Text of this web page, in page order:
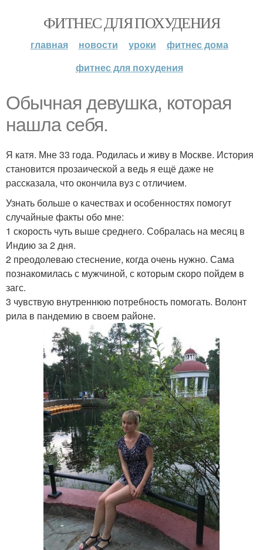
ФИТНЕС ДЛЯ ПОХУДЕНИЯ
главная новости уроки
фитнес дома
фитнес для похудения
Обычная девушка, которая
нашла себя.
Я катя. Мне 33 года. Родилась и живу в Москве. История
становится прозаической а ведь я ещё даже не
рассказала, что окончила вуз с отличием.
Узнать больше о качествах и особенностях помогут
случайные факты обо мне:
1 скорость чуть выше среднего. Собралась на месяц в
Индию за 2 дня.
2 преодолеваю стеснение, когда очень нужно. Сама
познакомилась с мужчиной, с которым скоро пойдем в
загс.
3 чувствую внутреннюю потребность помогать. Волонт
рила в пандемию в своем районе.